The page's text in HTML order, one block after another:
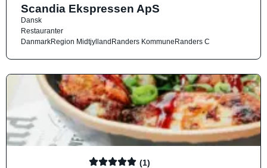
Scandia Ekspressen ApS
Dansk
Restauranter
DanmarkRegion MidtjyllandRanders KommuneRanders C
(1)